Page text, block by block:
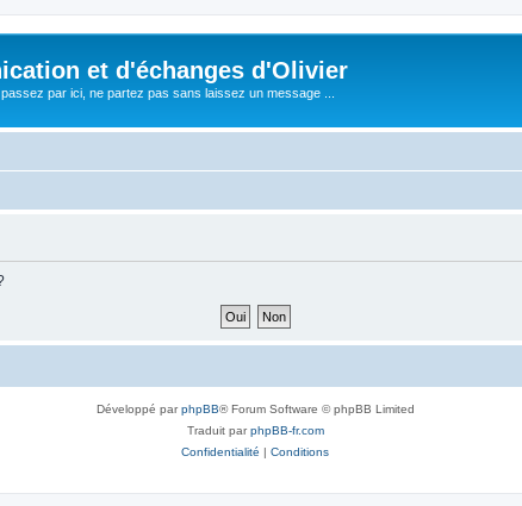
et d'échanges d'Olivier
par ici, ne partez pas sans laissez un message ...
Développé parphpBB® Forum Software © phpBB Limited
Traduit parphpBB-fr.com
Confidentialité | Conditions